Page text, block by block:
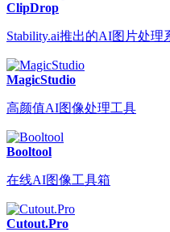
ClipDrop
Stability.ai推出的AI图片处理
MagicStudio
高颜值AI图像处理工具
Booltool
在线AI图像工具箱
Cutout.Pro